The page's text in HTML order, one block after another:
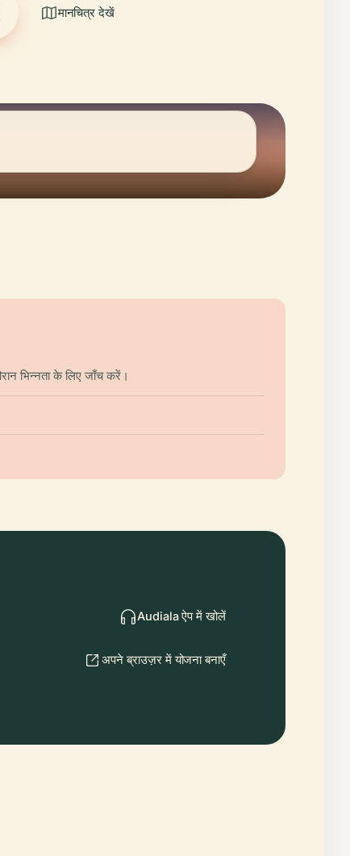
मानचित्र देखें
भिन्नता के लिए जाँच करें।
Audiala ऐप में खोलें
अपने ब्राउज़र में योजना बनाएँ